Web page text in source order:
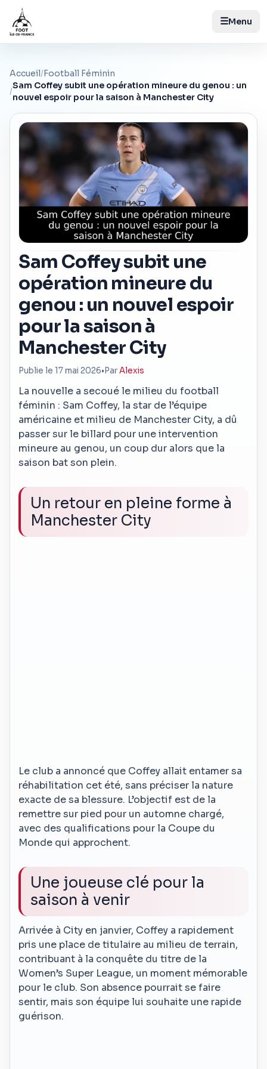
☰Menu
Accueil/Football Féminin
/
Sam Coffey subit une opération mineure du genou : un
nouvel espoir pour la saison à Manchester City
Sam Coffey subit une
opération mineure du
genou : un nouvel espoir
pour la saison à
Manchester City
Publie le 17 mai 2026• ParAlexis
La nouvelle a secoué le milieu du football
féminin : Sam Coffey, la star de l’équipe
américaine et milieu de Manchester City, a dû
passer sur le billard pour une intervention
mineure au genou, un coup dur alors que la
saison bat son plein.
Un retour en pleine forme à
Manchester City
Le club a annoncé que Coffey allait entamer sa
réhabilitation cet été, sans préciser la nature
exacte de sa blessure. L’objectif est de la
remettre sur pied pour un automne chargé,
avec des qualifications pour la Coupe du
Monde qui approchent.
Une joueuse clé pour la
saison à venir
Arrivée à City en janvier, Coffey a rapidement
pris une place de titulaire au milieu de terrain,
contribuant à la conquête du titre de la
Women’s Super League, un moment mémorable
pour le club. Son absence pourrait se faire
sentir, mais son équipe lui souhaite une rapide
guérison.